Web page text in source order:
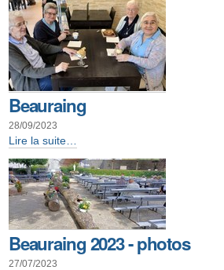
Beauraing
28/09/2023
Beauraing
Lire la suite…
Beauraing 2023 - photos
27/07/2023